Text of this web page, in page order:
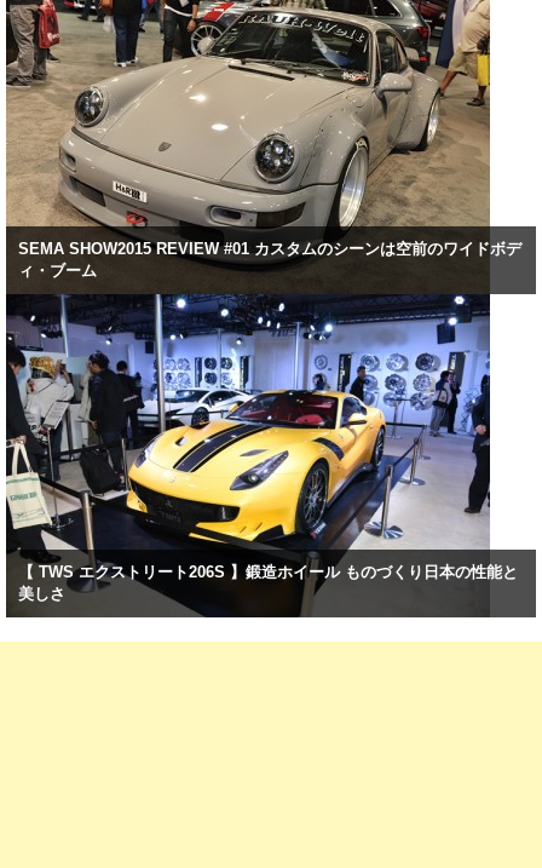
SEMA SHOW2015 REVIEW #01 カスタムのシーンは空前のワイドボデ
ィ・ブーム
【 TWS エクストリート206S 】鍛造ホイール ものづくり日本の性能と
美しさ